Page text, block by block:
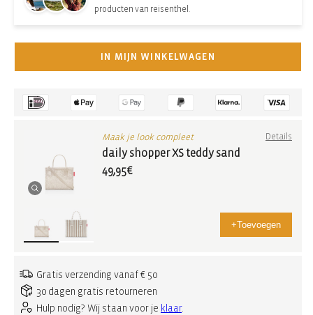
producten van reisenthel.
IN MIJN WINKELWAGEN
Maak je look compleet Details
daily shopper XS teddy sand
49,95€
+Toevoegen
Gratis verzending vanaf € 50
30 dagen gratis retourneren
Hulp nodig? Wij staan voor je klaar.